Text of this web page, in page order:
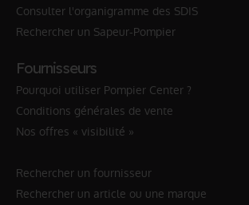
Consulter l'organigramme des SDIS
Rechercher un Sapeur-Pompier
Fournisseurs
Pourquoi utiliser Pompier Center ?
Conditions générales de vente
Nos offres « visibilité »
Rechercher un fournisseur
Rechercher un article ou une marque